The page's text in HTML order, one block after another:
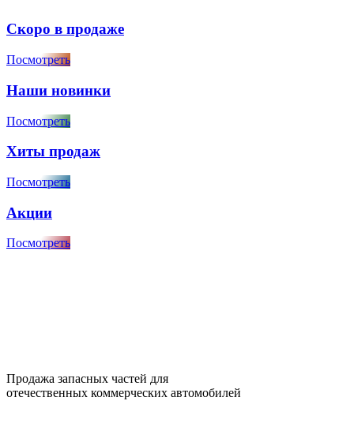
Скоро в продаже
Посмотреть
Наши новинки
Посмотреть
Хиты продаж
Посмотреть
Акции
Посмотреть
Продажа запасных частей для
отечественных коммерческих автомобилей